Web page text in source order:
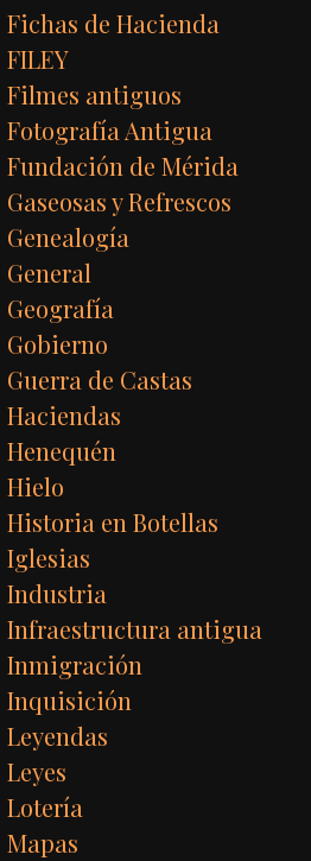
Fichas de Hacienda
FILEY
Filmes antiguos
Fotografía Antigua
Fundación de Mérida
Gaseosas y Refrescos
Genealogía
General
Geografía
Gobierno
Guerra de Castas
Haciendas
Henequén
Hielo
Historia en Botellas
Iglesias
Industria
Infraestructura antigua
Inmigración
Inquisición
Leyendas
Leyes
Lotería
Mapas